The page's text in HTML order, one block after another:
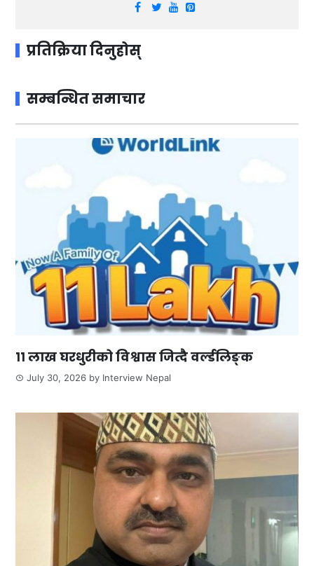
प्रतिक्रिया दिनुहोस्
सम्बन्धित समाचार
११ लाख घरधुरीको विश्वास जित्दै वर्ल्डलिङ्क
July 30, 2026 by Interview Nepal